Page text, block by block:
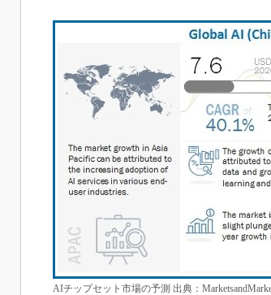
AIチップセット市場の予測 出典：